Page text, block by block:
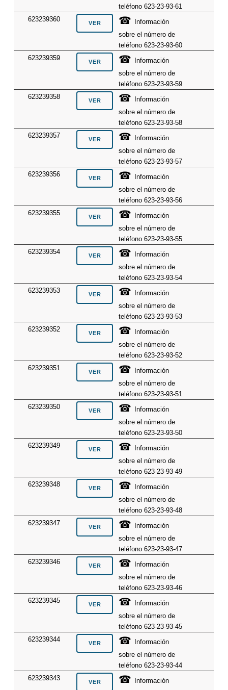
teléfono 623-23-93-61
623239360
☎ Información
sobre el número de
teléfono 623-23-93-60
623239359
☎ Información
sobre el número de
teléfono 623-23-93-59
623239358
☎ Información
sobre el número de
teléfono 623-23-93-58
623239357
☎ Información
sobre el número de
teléfono 623-23-93-57
623239356
☎ Información
sobre el número de
teléfono 623-23-93-56
623239355
☎ Información
sobre el número de
teléfono 623-23-93-55
623239354
☎ Información
sobre el número de
teléfono 623-23-93-54
623239353
☎ Información
sobre el número de
teléfono 623-23-93-53
623239352
☎ Información
sobre el número de
teléfono 623-23-93-52
623239351
☎ Información
sobre el número de
teléfono 623-23-93-51
623239350
☎ Información
sobre el número de
teléfono 623-23-93-50
623239349
☎ Información
sobre el número de
teléfono 623-23-93-49
623239348
☎ Información
sobre el número de
teléfono 623-23-93-48
623239347
☎ Información
sobre el número de
teléfono 623-23-93-47
623239346
☎ Información
sobre el número de
teléfono 623-23-93-46
623239345
☎ Información
sobre el número de
teléfono 623-23-93-45
623239344
☎ Información
sobre el número de
teléfono 623-23-93-44
623239343
☎ Información